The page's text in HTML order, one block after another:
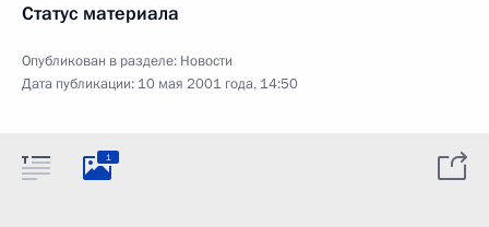
Статус материала
Опубликован в разделе: Новости
Дата публикации: 10 мая 2001 года, 14:50
1